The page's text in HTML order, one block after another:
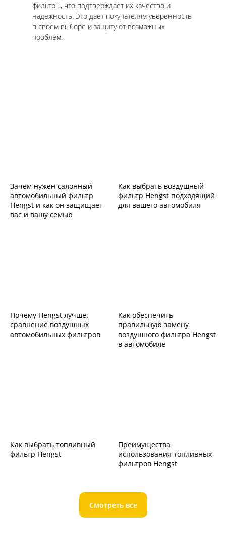
фильтры, что подтверждает их качество и
надежность. Это дает покупателям уверенность
в своем выборе и защиту от возможных
проблем.
Зачем нужен салонный
автомобильный фильтр
Hengst и как он защищает
вас и вашу семью
Как выбрать воздушный
фильтр Hengst подходящий
для вашего автомобиля
Почему Hengst лучше:
сравнение воздушных
автомобильных фильтров
Как обеспечить
правильную замену
воздушного фильтра Hengst
в автомобиле
Как выбрать топливный
фильтр Hengst
Преимущества
использования топливных
фильтров Hengst
Смотреть все